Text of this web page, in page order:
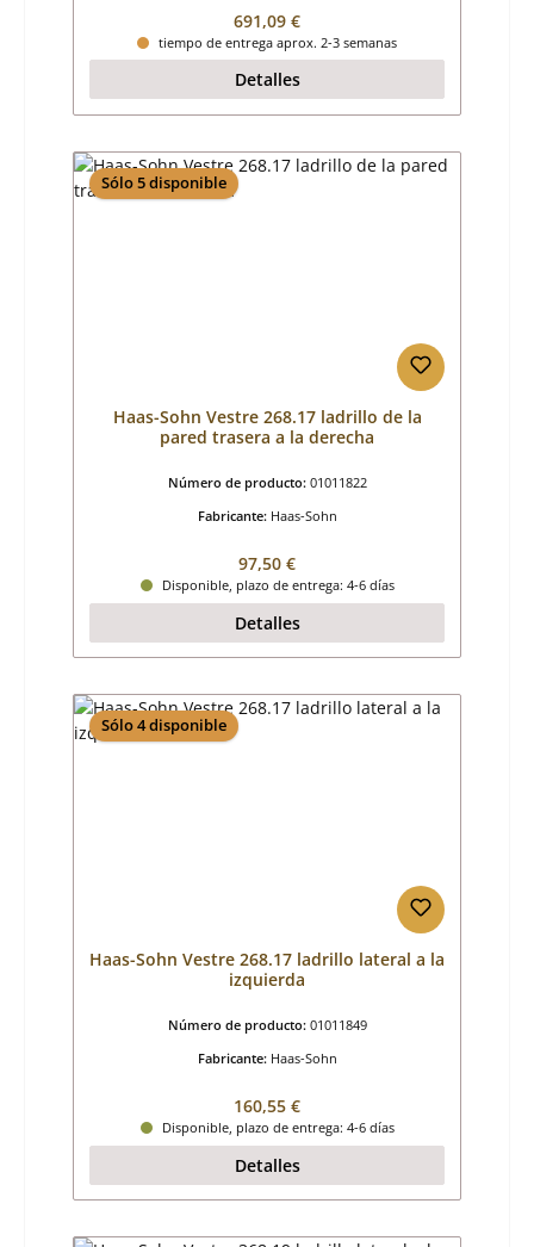
Precio normal:
691,09 €
tiempo de entrega aprox. 2-3 semanas
Detalles
Sólo 5 disponible
Haas-Sohn Vestre 268.17 ladrillo de la
pared trasera a la derecha
Número de producto: 01011822
Fabricante: Haas-Sohn
Precio normal:
97,50 €
Disponible, plazo de entrega: 4-6 días
Detalles
Sólo 4 disponible
Haas-Sohn Vestre 268.17 ladrillo lateral a la
izquierda
Número de producto: 01011849
Fabricante: Haas-Sohn
Precio normal:
160,55 €
Disponible, plazo de entrega: 4-6 días
Detalles